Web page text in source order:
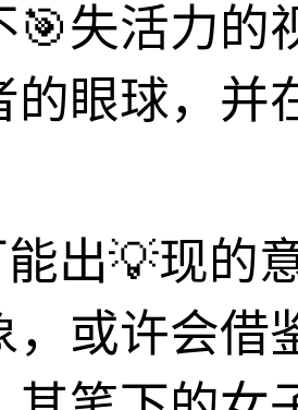
🎯失活力的
的眼球，并
出💡现的
，或许会借